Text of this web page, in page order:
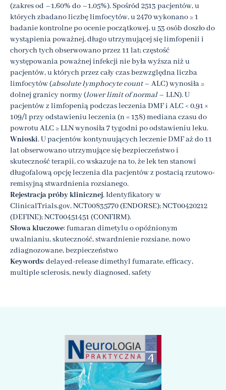
(zakres od –1,60% do –1,05%). Spośród 2513 pacjentów, u
których zbadano liczbę limfocytów, u 2470 wykonano ≥ 1
badanie kontrolne po ocenie początkowej, u 53 osób doszło do
wystąpienia poważnej, długo utrzymującej się limfopenii i
chorych tych obserwowano przez 11 lat; częstość
występowania poważnej infekcji nie była wyższa niż u
pacjentów, u których przez cały czas bezwzględna liczba
limfocytów (absolute lymphocyte count– ALC) wynosiła ≥
dolnej granicy normy (lower limit of normal– LLN). U
pacjentów z limfopenią podczas leczenia DMF i ALC < 0,91 ×
109/l przy odstawieniu leczenia (n = 138) mediana czasu do
powrotu ALC ≥ LLN wynosiła 7 tygodni po odstawieniu leku.
Wnioski. U pacjentów kontynuujących leczenie DMF aż do 11
lat obserwowano utrzymujące się bezpieczeństwo i
skuteczność terapii, co wskazuje na to, że lek ten stanowi
długofalową opcję leczenia dla pacjentów z postacią rzutowo-
remisyjną stwardnienia rozsianego.
Rejestracja próby klinicznej. Identyfikatory w
ClinicalTrials.gov, NCT00835770 (ENDORSE); NCT00420212
(DEFINE); NCT00451451 (CONFIRM).
Słowa kluczowe: fumaran dimetylu o opóźnionym
uwalnianiu, skuteczność, stwardnienie rozsiane, nowo
zdiagnozowane, bezpieczeństwo
Keywords: delayed-release dimethyl fumarate, efficacy,
multiple sclerosis, newly diagnosed, safety